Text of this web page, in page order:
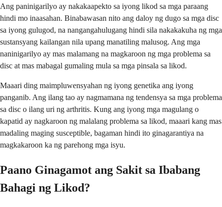
Ang paninigarilyo ay nakakaapekto sa iyong likod sa mga paraang
hindi mo inaasahan. Binabawasan nito ang daloy ng dugo sa mga disc
sa iyong gulugod, na nangangahulugang hindi sila nakakakuha ng mga
sustansyang kailangan nila upang manatiling malusog. Ang mga
naninigarilyo ay mas malamang na magkaroon ng mga problema sa
disc at mas mabagal gumaling mula sa mga pinsala sa likod.
Maaari ding maimpluwensyahan ng iyong genetika ang iyong
panganib. Ang ilang tao ay nagmamana ng tendensya sa mga problema
sa disc o ilang uri ng arthritis. Kung ang iyong mga magulang o
kapatid ay nagkaroon ng malalang problema sa likod, maaari kang mas
madaling maging susceptible, bagaman hindi ito ginagarantiya na
magkakaroon ka ng parehong mga isyu.
Paano Ginagamot ang Sakit sa Ibabang
Bahagi ng Likod?